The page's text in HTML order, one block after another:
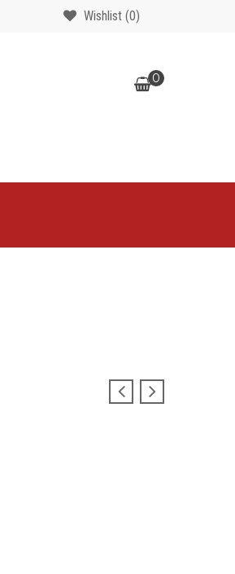
Wishlist (0)
0